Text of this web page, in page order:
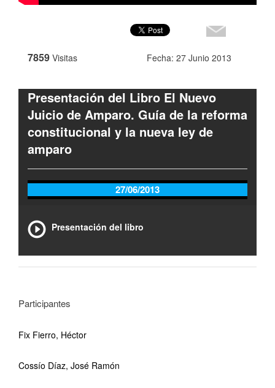
7859 Visitas Fecha: 27 Junio 2013
Presentación del Libro El Nuevo
Juicio de Amparo. Guía de la reforma
constitucional y la nueva ley de
amparo
27/06/2013
Presentación del libro
Participantes
Fix Fierro, Héctor
Cossío Díaz, José Ramón